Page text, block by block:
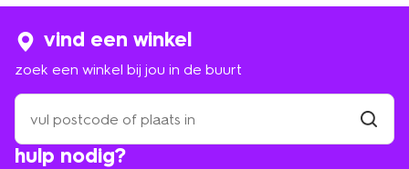
hulp nodig?
vind een winkel
zoek een winkel bij jou in de buurt
zoek
een
winkel
bij